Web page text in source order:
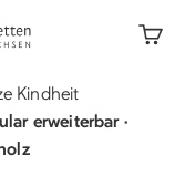
Kindheit
erweiterbar ·